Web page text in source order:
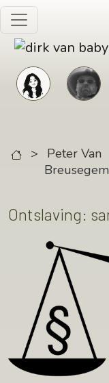
Skip to main content
>
Peter Van
Breusegem
Ontslaving: